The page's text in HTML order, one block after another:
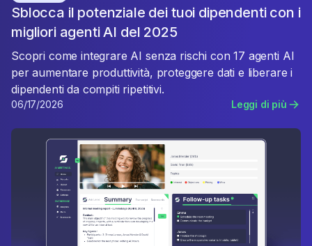
Sblocca il potenziale dei tuoi dipendenti con i
migliori agenti AI del 2025
Scopri come integrare AI senza rischi con 17 agenti AI
per aumentare produttività, proteggere dati e liberare i
dipendenti da compiti ripetitivi.
06/17/2026 Leggi di più